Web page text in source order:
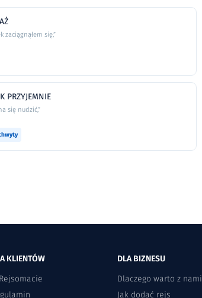
zaciągnąłem się,”
PRZYJEMNIE
się nudzić,”
KLIENTÓW
DLA BIZNESU
Dlaczego warto z nami
Jak dodać rejs